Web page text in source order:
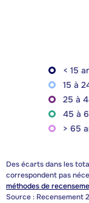
< 15
15 à
25 à
45 à
> 65
Des écarts dans les
correspondent pas
méthodes de
Source : Recensement